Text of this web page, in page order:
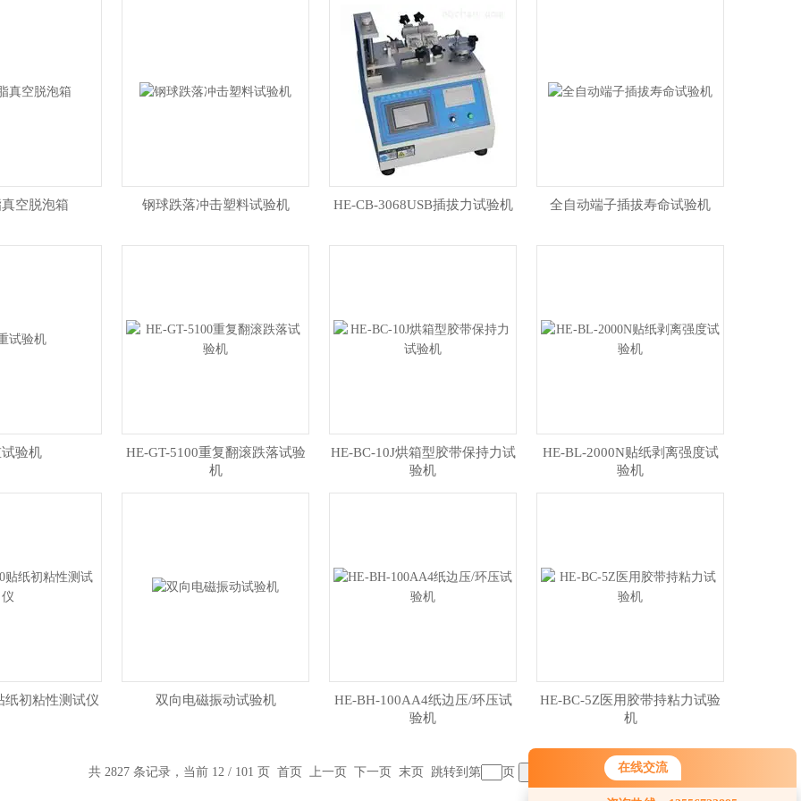
在线交流
空脱泡箱 钢球跌落冲击塑料试验机 HE-CB-3068USB插拔力试验机 全自动端子插拔寿命试验机
验机
HE-GT-5100重复翻滚跌落试验
机
HE-BC-10J烘箱型胶带保持力试
验机
HE-BL-2000N贴纸剥离强度试
验机
纸初粘性测试仪 双向电磁振动试验机
HE-BH-100AA4纸边压/环压试
验机
HE-BC-5Z医用胶带持粘力试验
机
共 2827 条记录，当前 12 / 101 页 首页 上一页 下一页 末页 跳转到第 页